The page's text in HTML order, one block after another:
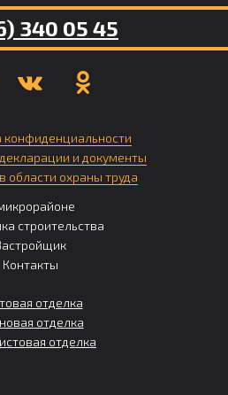
340 05 45
строительства
Контакты
конфиденциальности
и документы
области охраны труда
отделка
отделка
отделка